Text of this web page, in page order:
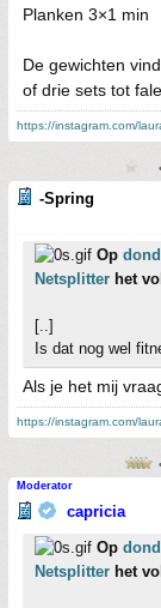
Planken 3×1 min
De gewichten
of drie sets tot
https://instagram.com/
-Spring
Op
Netsplitter het
[..]
Is dat nog wel
Als je het mij
https://instagram.com/
Moderator
capricia
Op
Netsplitter het